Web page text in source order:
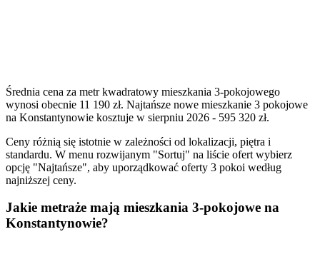
Średnia cena za metr kwadratowy mieszkania 3-pokojowego
wynosi obecnie 11 190 zł. Najtańsze nowe mieszkanie 3 pokojowe
na Konstantynowie kosztuje w sierpniu 2026 - 595 320 zł.
Ceny różnią się istotnie w zależności od lokalizacji, piętra i
standardu. W menu rozwijanym "Sortuj" na liście ofert wybierz
opcję "Najtańsze", aby uporządkować oferty 3 pokoi według
najniższej ceny.
Jakie metraże mają mieszkania 3-pokojowe na
Konstantynowie?